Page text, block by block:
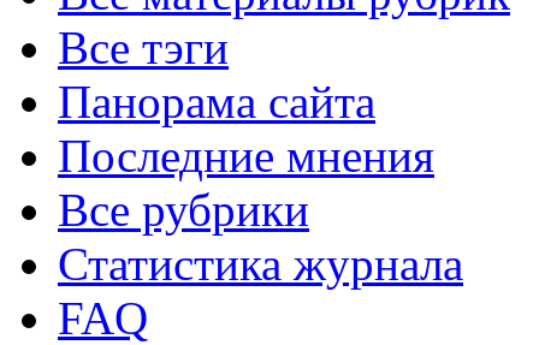
Все тэги
Панорама сайта
Последние мнения
Все рубрики
Статистика журнала
FAQ